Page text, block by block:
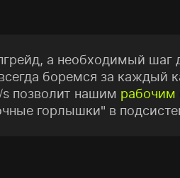
а необходимый
боремся за каждый
позволит нашим рабочим
горлышки" в